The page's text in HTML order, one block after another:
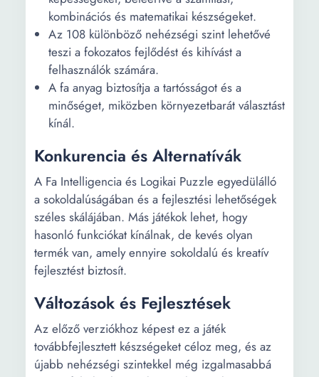
kombinációs és matematikai készségeket.
Az 108 különböző nehézségi szint lehetővé
teszi a fokozatos fejlődést és kihívást a
felhasználók számára.
A fa anyag biztosítja a tartósságot és a
minőséget, miközben környezetbarát választást
kínál.
Konkurencia és Alternatívák
A Fa Intelligencia és Logikai Puzzle egyedülálló
a sokoldalúságában és a fejlesztési lehetőségek
széles skálájában. Más játékok lehet, hogy
hasonló funkciókat kínálnak, de kevés olyan
termék van, amely ennyire sokoldalú és kreatív
fejlesztést biztosít.
Változások és Fejlesztések
Az előző verziókhoz képest ez a játék
továbbfejlesztett készségeket céloz meg, és az
újabb nehézségi szintekkel még izgalmasabbá